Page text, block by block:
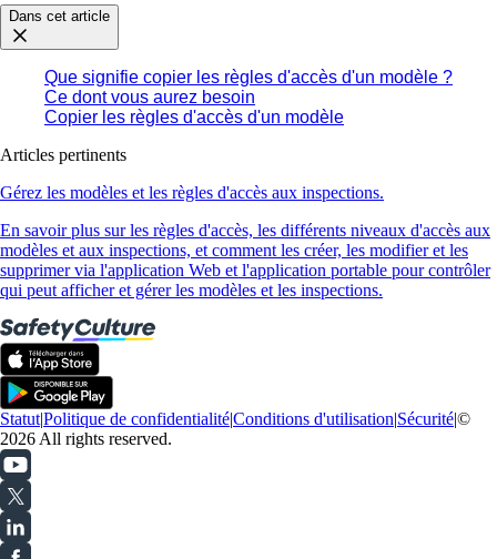
Dans cet article
Que signifie copier les règles d'accès d'un modèle ?
Ce dont vous aurez besoin
Copier les règles d'accès d'un modèle
Articles pertinents
Gérez les modèles et les règles d'accès aux inspections.
En savoir plus sur les règles d'accès, les différents niveaux d'accès aux
modèles et aux inspections, et comment les créer, les modifier et les
supprimer via l'application Web et l'application portable pour contrôler
qui peut afficher et gérer les modèles et les inspections.
Statut|Politique de confidentialité|Conditions d'utilisation|Sécurité|©
2026 All rights reserved.